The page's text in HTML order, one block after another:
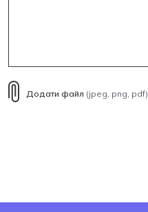
Додати файл (jpeg, png, pdf)